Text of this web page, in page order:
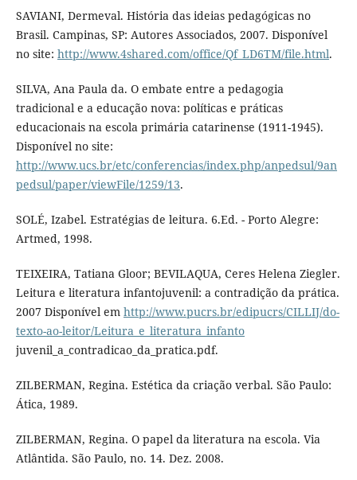
SAVIANI, Dermeval. História das ideias pedagógicas no
Brasil. Campinas, SP: Autores Associados, 2007. Disponível
no site: http://www.4shared.com/office/Qf_LD6TM/file.html.
SILVA, Ana Paula da. O embate entre a pedagogia
tradicional e a educação nova: políticas e práticas
educacionais na escola primária catarinense (1911-1945).
Disponível no site:
http://www.ucs.br/etc/conferencias/index.php/anpedsul/9an
pedsul/paper/viewFile/1259/13.
SOLÉ, Izabel. Estratégias de leitura. 6.Ed. - Porto Alegre:
Artmed, 1998.
TEIXEIRA, Tatiana Gloor; BEVILAQUA, Ceres Helena Ziegler.
Leitura e literatura infantojuvenil: a contradição da prática.
2007 Disponível em http://www.pucrs.br/edipucrs/CILLIJ/do-
texto-ao-leitor/Leitura_e_literatura_infanto
juvenil_a_contradicao_da_pratica.pdf.
ZILBERMAN, Regina. Estética da criação verbal. São Paulo:
Ática, 1989.
ZILBERMAN, Regina. O papel da literatura na escola. Via
Atlântida. São Paulo, no. 14. Dez. 2008.